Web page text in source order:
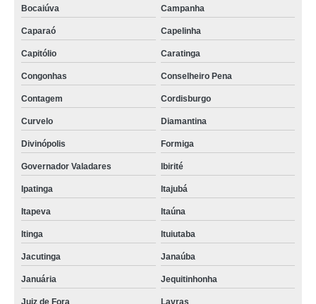
Bocaiúva Campanha
Caparaó Capelinha
Capitólio Caratinga
Congonhas Conselheiro Pena
Contagem Cordisburgo
Curvelo Diamantina
Divinópolis Formiga
Governador Valadares Ibirité
Ipatinga Itajubá
Itapeva Itaúna
Itinga Ituiutaba
Jacutinga Janaúba
Januária Jequitinhonha
Juiz de Fora Lavras